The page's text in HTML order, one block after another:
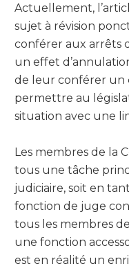
Actuellement,
sujet à révision
conférer aux arrêts
un effet
de leur conférer un
permettre au
situation avec une
Les membres de la
tous une tâche
judiciaire, soit en
fonction de juge
tous les membres
une fonction
est en réalité un